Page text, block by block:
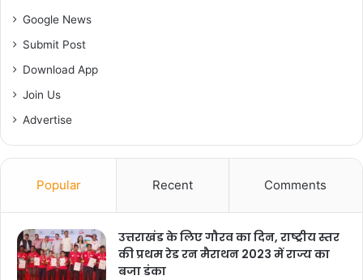
F
a
c
e
b
o
o
k
X
s
A
p
l
y
Li
n
k
e
Google News
Submit Post
Download App
Join Us
Advertise
Popular Recent Comments
उत्तराखंड के लिए गौरव का दिन, राष्ट्रीय स्तर
की प्रथम रेड रन मैराथन 2023 में राज्य का
बजा डंका